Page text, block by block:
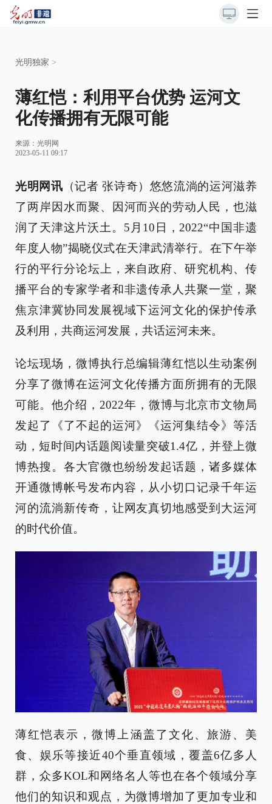
光明独家 >
薄红恺：利用平台优势 运河文
化传播拥有无限可能
来源： 光明网
2023-05-11 09:17
光明网讯 （记者 张诗奇）悠悠流淌的运河滋养
了两岸因水而聚、因河而兴的劳动人民，也滋
润了天津这片沃土。5月10日，2022“中国非遗
年度人物”揭晓仪式在天津武清举行。在下午举
行的平行分论坛上，来自政府、研究机构、传
播平台的专家学者和非遗传承人共聚一堂，聚
焦京津冀协同发展视域下运河文化的保护传承
及利用，共商运河发展，共话运河未来。
论坛现场，微博执行总编辑薄红恺以生动案例
分享了微博在运河文化传播方面所拥有的无限
可能。他介绍，2022年，微博与北京市文物局
发起了《了不起的运河》《运河集结令》等活
动，短时间内话题阅读量突破1.4亿，并登上微
博热搜。各大官微也纷纷发起话题，诸多媒体
开通微博帐号发布内容，从小切口记录千年运
河的流淌新传奇，让网友真切地感受到大运河
的时代价值。
薄红恺表示，微博上涵盖了文化、旅游、美
食、娱乐等接近40个垂直领域，覆盖6亿多人
群，众多KOL和网络名人等也在各个领域分享
他们的知识和观点，为微博增加了更加专业和